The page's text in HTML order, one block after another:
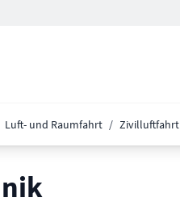
Luft- und Raumfahrt / Zivilluftfahrt